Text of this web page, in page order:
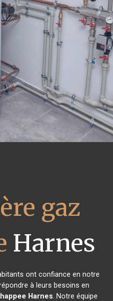
gaz
Harnes
ont confiance en notre
à leurs besoins en
Harnes. Notre équipe